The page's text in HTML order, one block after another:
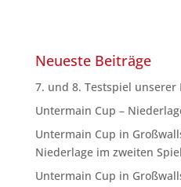
Neueste Beiträge
7. und 8. Testspiel unserer
Untermain Cup –
Untermain Cup in
Niederlage im zweiten
Untermain Cup in